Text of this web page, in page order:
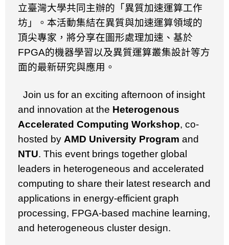
立臺灣大學共同主辦的「異質加速運算工作
坊」。本活動集結在異質與加速運算領域的
頂尖專家，將分享在圖形處理加速、基於
FPGA的機器學習以及異質運算叢集設計等方
面的最新研究與應用。
Join us for an exciting afternoon of insight
and innovation at the Heterogenous
Accelerated Computing Workshop, co-
hosted by AMD University Program and
NTU. This event brings together global
leaders in heterogeneous and accelerated
computing to share their latest research and
applications in energy-efficient graph
processing, FPGA-based machine learning,
and heterogeneous cluster design.